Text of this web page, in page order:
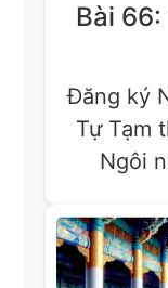
Bài
Đăng ký
Tự Tạm
Ngôi